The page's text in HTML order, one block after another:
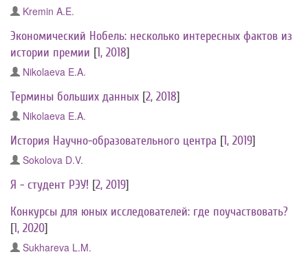
Kremin A.E.
Экономический Нобель: несколько интересных фактов из
истории премии [1, 2018]
Nikolaeva E.A.
Термины больших данных [2, 2018]
Nikolaeva E.A.
История Научно-образовательного центра [1, 2019]
Sokolova D.V.
Я - студент РЭУ! [2, 2019]
Конкурсы для юных исследователей: где поучаствовать?
[1, 2020]
Sukhareva L.M.